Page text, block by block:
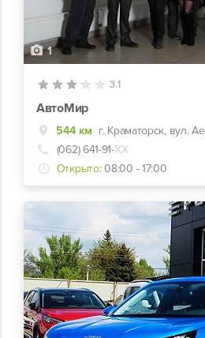
1
3.1
АвтоМир
544 км г. Краматорск, вул.
(062) 641-91-ХХ
Открыто: 08:00 - 17:00